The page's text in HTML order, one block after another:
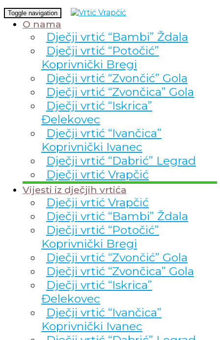
Toggle navigation
O nama
Dječji vrtić “Bambi” Ždala
Dječji vrtić “Potočić”
Koprivnički Bregi
Dječji vrtić “Zvončić” Gola
Dječji vrtić “Zvončica” Gola
Dječji vrtić “Iskrica”
Đelekovec
Dječji vrtić “Ivančica”
Koprivnički Ivanec
Dječji vrtić “Dabrić” Legrad
Dječji vrtić Vrapčić
Vijesti iz dječjih vrtića
Dječji vrtić Vrapčić
Dječji vrtić “Bambi” Ždala
Dječji vrtić “Potočić”
Koprivnički Bregi
Dječji vrtić “Zvončić” Gola
Dječji vrtić “Zvončica” Gola
Dječji vrtić “Iskrica”
Đelekovec
Dječji vrtić “Ivančica”
Koprivnički Ivanec